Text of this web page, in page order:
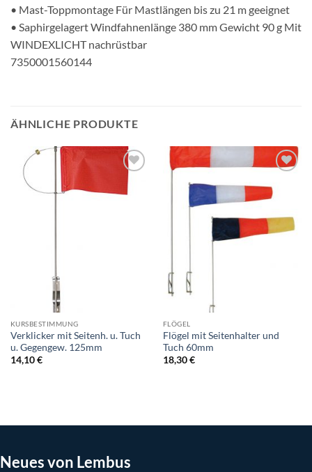
• Mast-Toppmontage Für Mastlängen bis zu 21 m geeignet
• Saphirgelagert Windfahnenlänge 380 mm Gewicht 90 g Mit
WINDEXLICHT nachrüstbar
7350001560144
ÄHNLICHE PRODUKTE
KURSBESTIMMUNG
Verklicker mit Seitenh. u. Tuch
u. Gegengew. 125mm
14,10€
FLÖGEL
Flögel mit Seitenhalter und
Tuch 60mm
18,30€
Neues von Lembus